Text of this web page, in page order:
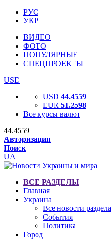
РУС
УКР
ВИДЕО
ФОТО
ПОПУЛЯРНЫЕ
СПЕЦПРОЕКТЫ
USD
USD 44.4559
EUR 51.2598
Все курсы валют
44.4559
Авторизация
Поиск
UA
ВСЕ РАЗДЕЛЫ
Главная
Украина
Все новости раздела
События
Политика
Город